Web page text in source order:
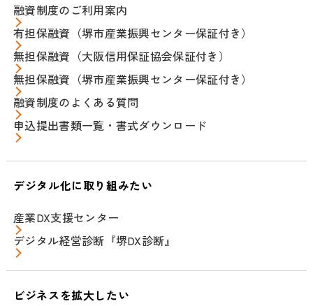
融資制度のご利用案内
有担保融資（堺市産業振興センター保証付き）
無担保融資（大阪信用保証協会保証付き）
無担保融資（堺市産業振興センター保証付き）
融資制度のよくある質問
申込提出書類一覧・書式ダウンロード
デジタル化に取り組みたい
産業DX支援センター
デジタル経営診断『堺DX診断』
ビジネスを拡大したい